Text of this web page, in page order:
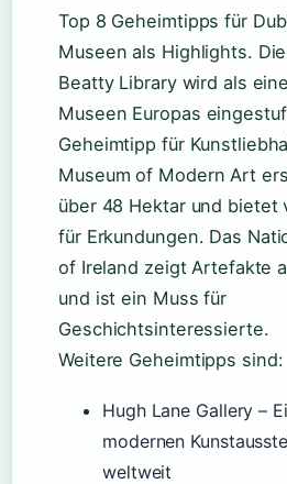
Top 8 Geheimtipps für
Museen als Highlights.
Beatty Library wird als
Museen Europas
Geheimtipp für
Museum of Modern Art
über 48 Hektar und bietet
für Erkundungen. Das
of Ireland zeigt Artefakte
und ist ein Muss für
Geschichtsinteressierte.
Weitere Geheimtipps sind:
Hugh Lane Gallery –
modernen
weltweit